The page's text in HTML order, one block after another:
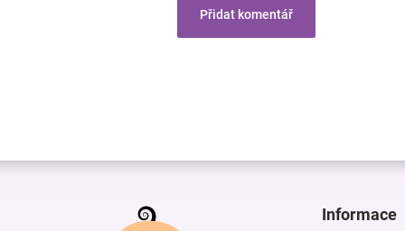
Přidat komentář
Z
Informace